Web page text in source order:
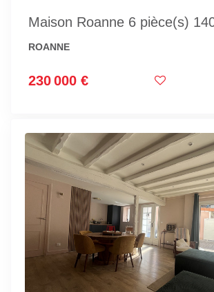
Maison Roanne 6 pièce(s)
ROANNE
230 000 €